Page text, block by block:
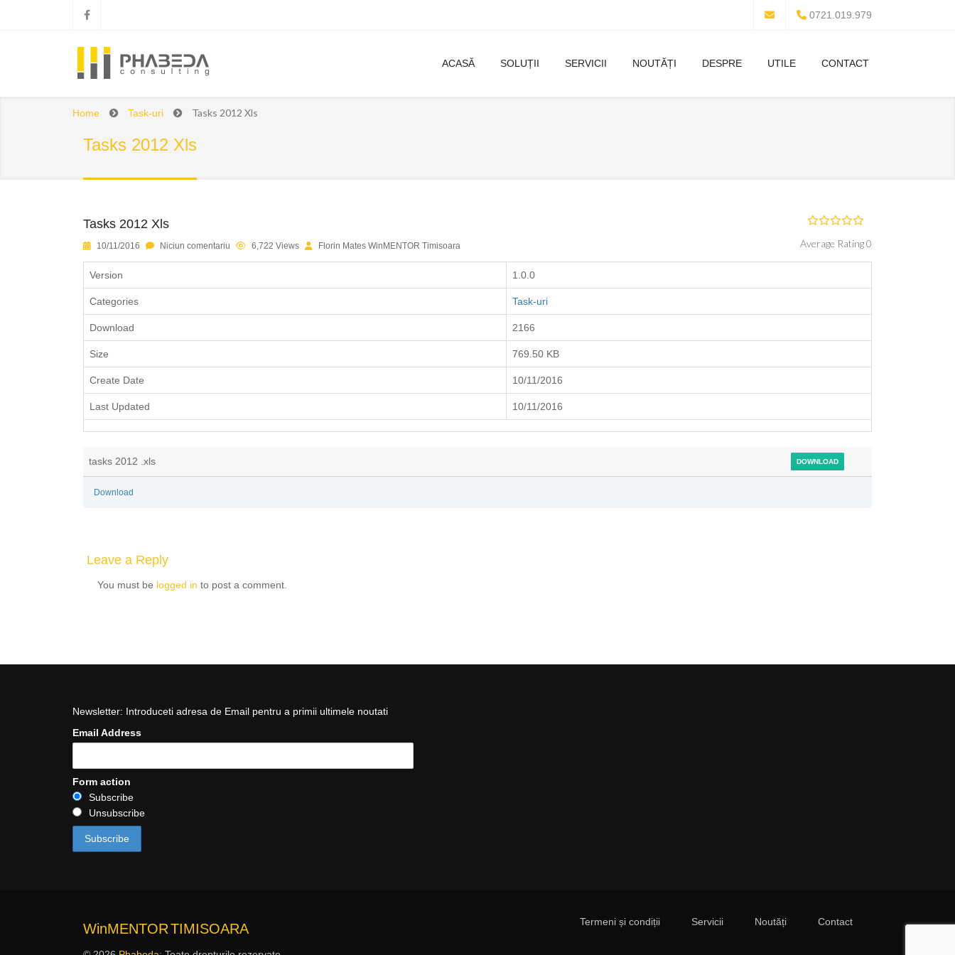
0721.019.979
ACASĂ SOLUȚII SERVICII NOUTĂȚI DESPRE UTILE CONTACT
Tasks 2012 Xls
Home Task-uri Tasks 2012 Xls
Tasks 2012 Xls
1 2 3 4 5
Average Rating 0
10/11/2016 Niciun comentariu 6,722 Views Florin Mates WinMENTOR Timisoara
Version 1.0.0
Categories Task-uri
Download 2166
Size 769.50 KB
Create Date 10/11/2016
Last Updated 10/11/2016
tasks 2012 .xls DOWNLOAD
Download
Leave a Reply
You must be logged in to post a comment.
Newsletter: Introduceti adresa de Email pentru a primii ultimele noutati
Email Address
Form action
Subscribe
Unsubscribe
WinMENTORTIMISOARA Termeni și condiții Servicii Noutăți Contact